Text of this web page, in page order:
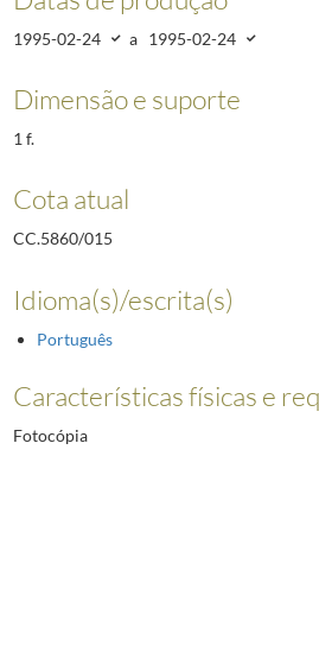
1995-02-24 a 1995-02-24
Dimensão e suporte
1 f.
Cota atual
CC.5860/015
Idioma(s)/escrita(s)
Português
Características físicas e
Fotocópia